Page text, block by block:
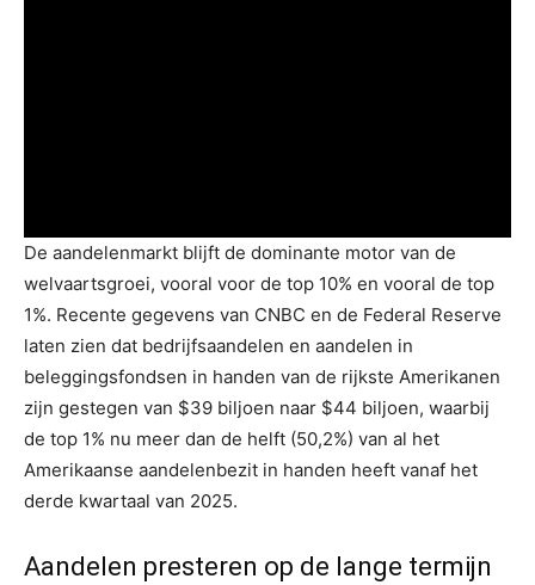
De aandelenmarkt blijft de dominante motor van de
welvaartsgroei, vooral voor de top 10% en vooral de top
1%. Recente gegevens van CNBC en de Federal Reserve
laten zien dat bedrijfsaandelen en aandelen in
beleggingsfondsen in handen van de rijkste Amerikanen
zijn gestegen van $39 biljoen naar $44 biljoen, waarbij
de top 1% nu meer dan de helft (50,2%) van al het
Amerikaanse aandelenbezit in handen heeft vanaf het
derde kwartaal van 2025.
Aandelen presteren op de lange termijn